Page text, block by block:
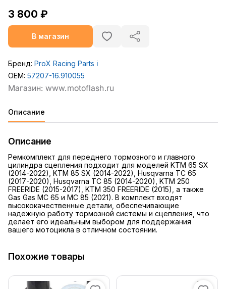
3 800 ₽
В магазин
Бренд: ProX Racing Parts ℹ️
OEM: 57207-16.910055
Описание
Описание
Ремкомплект для переднего тормозного и главного
цилиндра сцепления подходит для моделей KTM 65 SX
(2014-2022), KTM 85 SX (2014-2022), Husqvarna TC 65
(2017-2020), Husqvarna TC 85 (2014-2020), KTM 250
FREERIDE (2015-2017), KTM 350 FREERIDE (2015), а также
Gas Gas MC 65 и MC 85 (2021). В комплект входят
высококачественные детали, обеспечивающие
надежную работу тормозной системы и сцепления, что
делает его идеальным выбором для поддержания
вашего мотоцикла в отличном состоянии.
Похожие товары